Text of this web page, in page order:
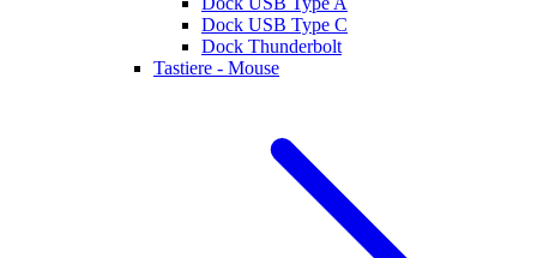
Dock USB Type C
Dock Thunderbolt
Tastiere - Mouse